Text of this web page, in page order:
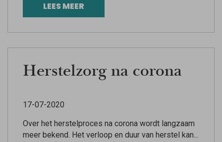
LEES MEER
Herstelzorg na corona
17-07-2020
Over het herstelproces na corona wordt langzaam
meer bekend. Het verloop en duur van herstel kan...